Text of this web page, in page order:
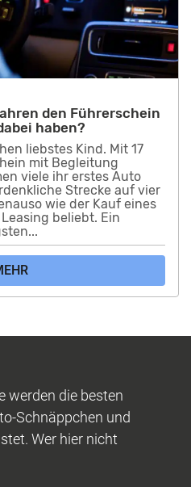
den Führerschein
haben?
liebstes Kind. Mit 17
mit Begleitung
viele ihr erstes Auto
Strecke auf vier
wie der Kauf eines
beliebt. Ein
werden die besten
Schnäppchen und
Wer hier nicht